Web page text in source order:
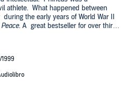
athlete. What happened between
the early years of World War II
. A great bestseller for over thirty
moving parables ever written of
the tortured world
Dell Audio Publishing, A